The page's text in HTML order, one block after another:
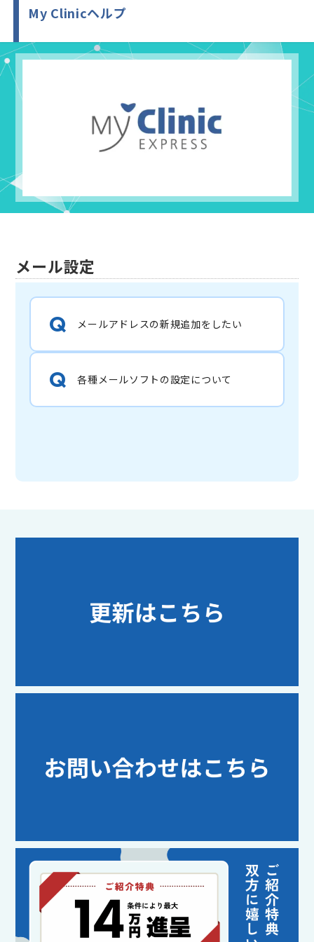
My Clinicヘルプ
メール設定
メールアドレスの新規追加をしたい
各種メールソフトの設定について